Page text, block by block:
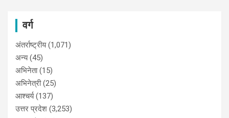
वर्ग
अंतर्राष्ट्रीय(1,071)
अन्य(45)
अभिनेता(15)
अभिनेत्री(25)
आश्चर्य(137)
उत्तर प्रदेश (3,253)